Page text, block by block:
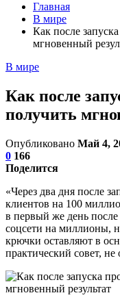
Главная
В мире
Как после
мгновенный
В мире
Как после
получить
Опубликовано Май 4,
0 166
Поделится
«Через два дня после
клиентов на 100
в первый же день
соцсети на миллионы,
крючки оставляют в
практический совет,